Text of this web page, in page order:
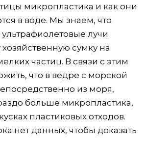
микропластика и как они
в воде. Мы знаем, что
лучи
сумку на
частиц. В связи с этим
что в ведре с морской
из моря,
больше микропластика,
пластиковых отходов.
нет данных, чтобы доказать